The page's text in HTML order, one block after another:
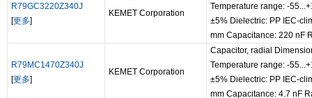
R79GC3220Z340J
[更多]
KEMET Corporation
Temperature range: -
±5% Dielectric: PP IEC-
mm Capacitance: 220 nF
R79MC1470Z340J
[更多]
KEMET Corporation
Capacitor, radial
Temperature range: -
±5% Dielectric: PP IEC-
mm Capacitance: 4.7 nF